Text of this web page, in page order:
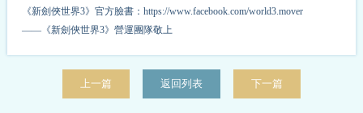
《新劍俠世界3》官方臉書：https://www.facebook.com/world3.mover
——《新劍俠世界3》營運團隊敬上
上一篇 返回列表 下一篇